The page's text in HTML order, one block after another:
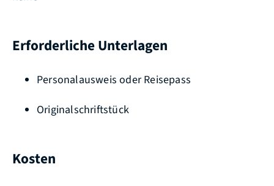
Erforderliche Unterlagen
Personalausweis oder Reisepass
Originalschriftstück
Kosten